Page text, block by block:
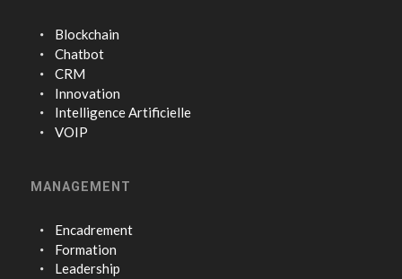
Blockchain
Chatbot
CRM
Innovation
Intelligence Artificielle
VOIP
MANAGEMENT
Encadrement
Formation
Leadership